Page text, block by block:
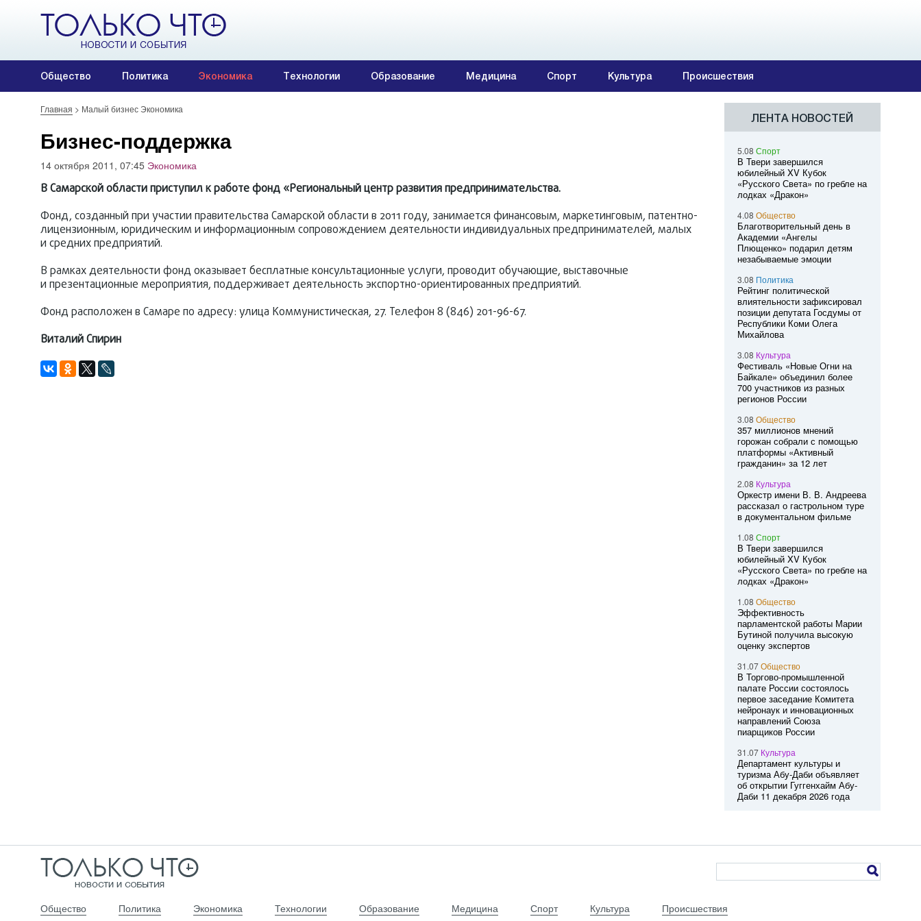
Общество Политика Экономика Технологии Образование Медицина Спорт Культура Происшествия
Главная > Малый бизнес Экономика
Бизнес-поддержка
14 октября 2011, 07:45 Экономика
В Самарской области приступил к работе фонд «Региональный центр развития предпринимательства.
Фонд, созданный при участии правительства Самарской области в 2011 году, занимается финансовым, маркетинговым, патентно-
лицензионным, юридическим и информационным сопровождением деятельности индивидуальных предпринимателей, малых
и средних предприятий.
В рамках деятельности фонд оказывает бесплатные консультационные услуги, проводит обучающие, выставочные
и презентационные мероприятия, поддерживает деятельность экспортно-ориентированных предприятий.
Фонд расположен в Самаре по адресу: улица Коммунистическая, 27. Телефон 8 (846) 201-96-67.
Виталий Спирин
ЛЕНТА НОВОСТЕЙ
5.08 Спорт
В Твери завершился
юбилейный XV Кубок
«Русского Света» по гребле на
лодках «Дракон»
4.08 Общество
Благотворительный день в
Академии «Ангелы
Плющенко» подарил детям
незабываемые эмоции
3.08 Политика
Рейтинг политической
влиятельности зафиксировал
позиции депутата Госдумы от
Республики Коми Олега
Михайлова
3.08 Культура
Фестиваль «Новые Огни на
Байкале» объединил более
700 участников из разных
регионов России
3.08 Общество
357 миллионов мнений
горожан собрали с помощью
платформы «Активный
гражданин» за 12 лет
2.08 Культура
Оркестр имени В. В. Андреева
рассказал о гастрольном туре
в документальном фильме
1.08 Спорт
В Твери завершился
юбилейный XV Кубок
«Русского Света» по гребле на
лодках «Дракон»
1.08 Общество
Эффективность
парламентской работы Марии
Бутиной получила высокую
оценку экспертов
31.07Общество
В Торгово-промышленной
палате России состоялось
первое заседание Комитета
нейронаук и инновационных
направлений Союза
пиарщиков России
31.07 Культура
Департамент культуры и
туризма Абу-Даби объявляет
об открытии Гуггенхайм Абу-
Даби 11 декабря 2026 года
Общество Политика Экономика Технологии Образование Медицина Спорт Культура Происшествия